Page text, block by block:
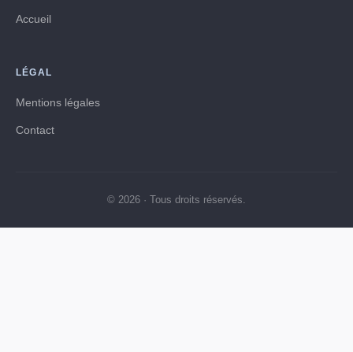
Accueil
LÉGAL
Mentions légales
Contact
© 2026 · Tous droits réservés.